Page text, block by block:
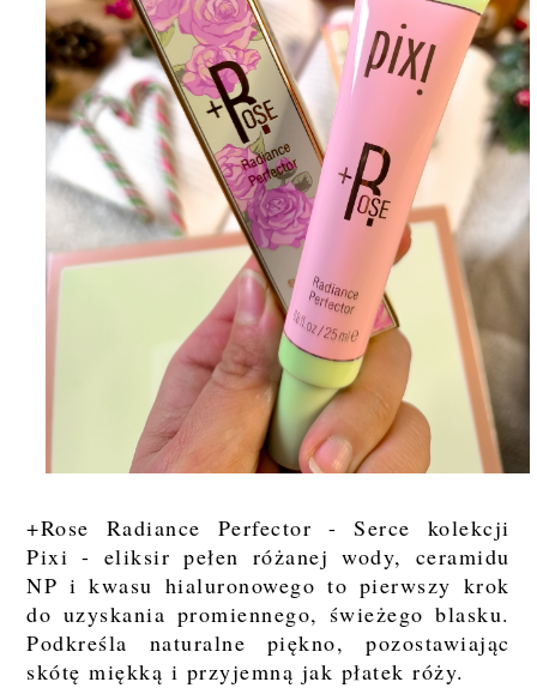
+Rose Radiance Perfector - Serce kolekcji
Pixi - eliksir pełen różanej wody, ceramidu
NP i kwasu hialuronowego to pierwszy krok
do uzyskania promiennego, świeżego blasku.
Podkreśla naturalne piękno, pozostawiając
skótę miękką i przyjemną jak płatek róży.